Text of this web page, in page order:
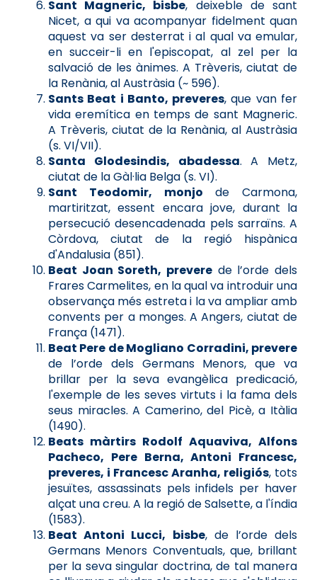
Sant Magneric, bisbe, deixeble de sant
Nicet, a qui va acompanyar fidelment quan
aquest va ser desterrat i al qual va emular,
en succeir-li en l'episcopat, al zel per la
salvació de les ànimes. A Trèveris, ciutat de
la Renània, al Austràsia (~ 596).
Sants Beat i Banto, preveres, que van fer
vida eremítica en temps de sant Magneric.
A Trèveris, ciutat de la Renània, al Austràsia
(s. VI/VII).
Santa Glodesindis, abadessa. A Metz,
ciutat de la Gàl·lia Belga (s. VI).
Sant Teodomir, monjo de Carmona,
martiritzat, essent encara jove, durant la
persecució desencadenada pels sarraïns. A
Còrdova, ciutat de la regió hispànica
d'Andalusia (851).
Beat Joan Soreth, prevere de l’orde dels
Frares Carmelites, en la qual va introduir una
observança més estreta i la va ampliar amb
convents per a monges. A Angers, ciutat de
França (1471).
Beat Pere de Mogliano Corradini, prevere
de l’orde dels Germans Menors, que va
brillar per la seva evangèlica predicació,
l'exemple de les seves virtuts i la fama dels
seus miracles. A Camerino, del Picè, a Itàlia
(1490).
Beats màrtirs Rodolf Aquaviva, Alfons
Pacheco, Pere Berna, Antoni Francesc,
preveres, i Francesc Aranha, religiós, tots
jesuïtes, assassinats pels infidels per haver
alçat una creu. A la regió de Salsette, a l'índia
(1583).
Beat Antoni Lucci, bisbe, de l’orde dels
Germans Menors Conventuals, que, brillant
per la seva singular doctrina, de tal manera